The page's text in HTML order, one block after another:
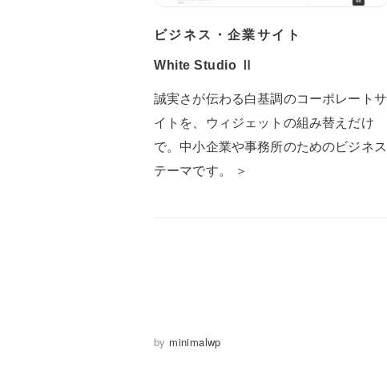
ビジネス・企業サイト
White Studio Ⅱ
誠実さが伝わる白基調のコーポレートサ
イトを、ウィジェットの組み替えだけ
で。中小企業や事務所のためのビジネス
テーマです。 ＞
by minimalwp